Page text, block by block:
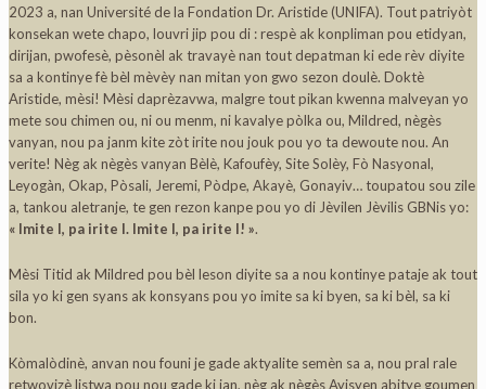
2023 a, nan Université de la Fondation Dr. Aristide (UNIFA). Tout patriyòt
konsekan wete chapo, louvri jip pou di : respè ak konpliman pou etidyan,
dirijan, pwofesè, pèsonèl ak travayè nan tout depatman ki ede rèv diyite
sa a kontinye fè bèl mèvèy nan mitan yon gwo sezon doulè. Doktè
Aristide, mèsi! Mèsi daprèzavwa, malgre tout pikan kwenna malveyan yo
mete sou chimen ou, ni ou menm, ni kavalye pòlka ou, Mildred, nègès
vanyan, nou pa janm kite zòt irite nou jouk pou yo ta dewoute nou. An
verite! Nèg ak nègès vanyan Bèlè, Kafoufèy, Site Solèy, Fò Nasyonal,
Leyogàn, Okap, Pòsali, Jeremi, Pòdpe, Akayè, Gonayiv… toupatou sou zile
a, tankou aletranje, te gen rezon kanpe pou yo di Jèvilen Jèvilis GBNis yo:
« Imite l, pa irite l. Imite l, pa irite l! ».
Mèsi Titid ak Mildred pou bèl leson diyite sa a nou kontinye pataje ak tout
sila yo ki gen syans ak konsyans pou yo imite sa ki byen, sa ki bèl, sa ki
bon.
Kòmalòdinè, anvan nou founi je gade aktyalite semèn sa a, nou pral rale
retwovizè listwa pou nou gade ki jan, nèg ak nègès Ayisyen abitye goumen